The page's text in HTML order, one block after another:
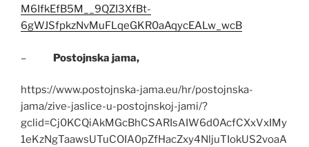
M6IfkEfB5M__9QZI3XfBt-
6gWJSfpkzNvMuFLqeGKR0aAqycEALw_wcB
– Postojnska jama,
https://www.postojnska-jama.eu/hr/postojnska-
jama/zive-jaslice-u-postojnskoj-jami/?
gclid=Cj0KCQiAkMGcBhCSARIsAIW6d0AcfCXxVxIMy
1eKzNgTaawsUTuCOIA0pZfHacZxy4NljuTIokUS2voaA